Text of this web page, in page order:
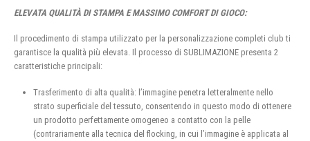
ELEVATA QUALITÀ DI STAMPA E MASSIMO COMFORT DI GIOCO:
Il procedimento di stampa utilizzato per la personalizzazione completi club ti
garantisce la qualità più elevata. Il processo di SUBLIMAZIONE presenta 2
caratteristiche principali:
Trasferimento di alta qualità: l’immagine penetra letteralmente nello
strato superficiale del tessuto, consentendo in questo modo di ottenere
un prodotto perfettamente omogeneo a contatto con la pelle
(contrariamente alla tecnica del flocking, in cui l’immagine è applicata al